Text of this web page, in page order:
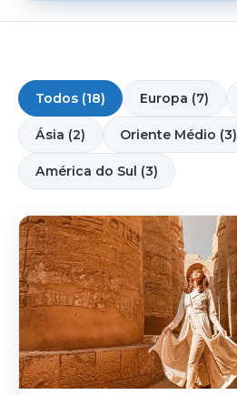
Todos (18) Europa (7)
Ásia (2) Oriente Médio (3)
América do Sul (3)